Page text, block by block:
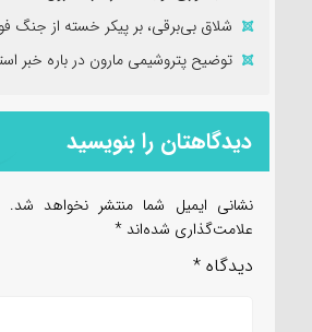
شلاق‌ بی‌برقی، بر پیکر خسته‌ از جنگ
توضیح پتروشیمی مارون در باره خبر
دیدگاهتان را بنویسید
نشانی ایمیل شما منتشر نخواهد شد.
علامت‌گذاری شده‌اند *
دیدگاه *